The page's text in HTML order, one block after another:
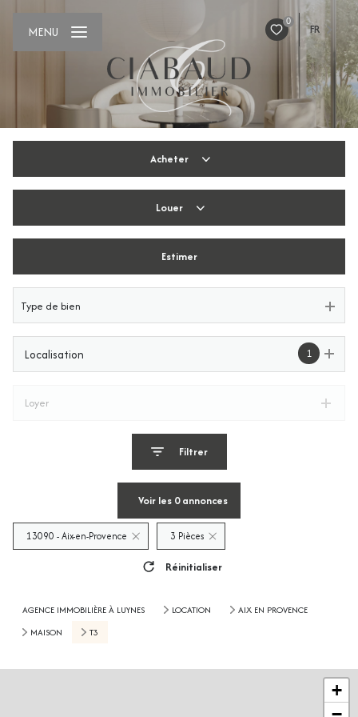
0
FR
MENU
Acheter
De l'immo pro
Louer
Estimer
Type de bien
1
Localisation
Loyer
Filtrer
Voir les 0annonces
13090 - Aix-en-Provence 3 Pièces
Réinitialiser
AGENCE IMMOBILIÈRE À LUYNES LOCATION
AIX EN PROVENCE
MAISON
T3
+